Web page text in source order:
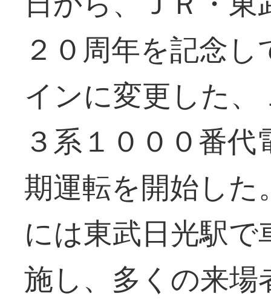
２０周年を記念
インに変更した
３系１０００番
期運転を開始し
には東武日光駅
施し、多くの来